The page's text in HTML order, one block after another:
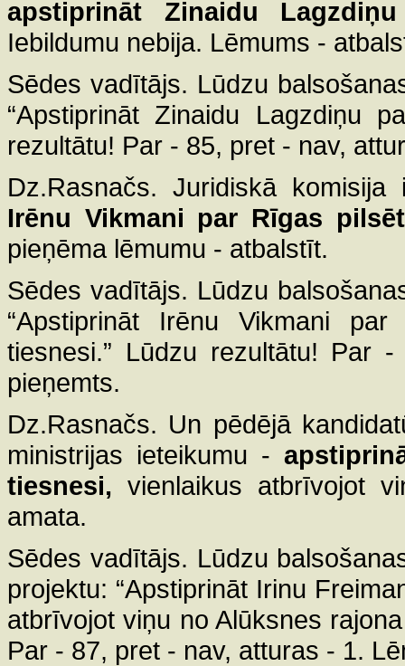
apstiprināt Zinaidu
Iebildumu nebija. Lēmums -
Sēdes vadītājs. Lūdzu
“Apstiprināt Zinaidu Lagzdiņu
rezultātu! Par - 85, pret - nav,
Dz.Rasnačs. Juridiskā
Irēnu Vikmani par Rīgas
pieņēma lēmumu - atbalstīt.
Sēdes vadītājs. Lūdzu
“Apstiprināt Irēnu Vikmani
tiesnesi.” Lūdzu rezultātu!
pieņemts.
Dz.Rasnačs. Un pēdējā
ministrijas ieteikumu -
tiesnesi, vienlaikus atbrīvojot
amata.
Sēdes vadītājs. Lūdzu
projektu: “Apstiprināt Irinu
atbrīvojot viņu no Alūksnes
Par - 87, pret - nav, atturas - 1.